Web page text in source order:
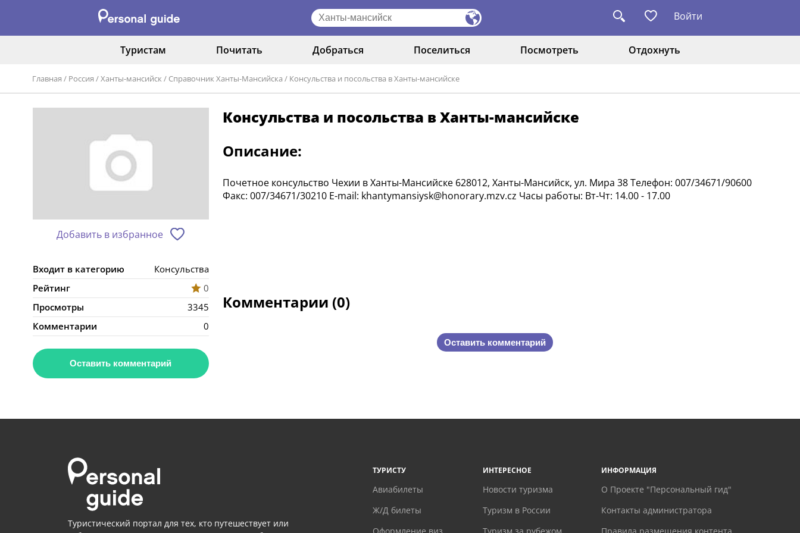
Войти
Туристам Почитать Добраться Поселиться Посмотреть Отдохнуть
Главная / Россия /Ханты-мансийск / Справочник Ханты-Мансийска / Консульства и посольства в Ханты-мансийске
Добавить в избранное
Входит в категорию
Консульства
Рейтинг
0
Просмотры
3345
Комментарии
0
Оставить комментарий
Консульства и посольства в Ханты-мансийске
Описание:
Почетное консульство Чехии в Ханты-Мансийске 628012, Ханты-Мансийск, ул. Мира 38 Телефон: 007/34671/90600
Факс: 007/34671/30210 Е-mail: khantymansiysk@honorary.mzv.cz Часы работы: Вт-Чт: 14.00 - 17.00
Комментарии (0)
Оставить комментарий
Туристический портал для тех, кто путешествует или
ТУРИСТУ
Авиабилеты
Ж/Д билеты
ИНТЕРЕСНОЕ
Новости туризма
Туризм в России
ИНФОРМАЦИЯ
О Проекте "Персональный гид"
Контакты администратора